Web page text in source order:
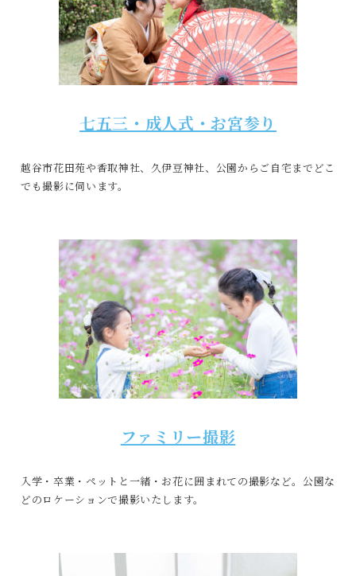
七五三・成人式・お宮参り
越谷市花田苑や香取神社、久伊豆神社、公園からご自宅までどこ
でも撮影に伺います。
ファミリー撮影
入学・卒業・ペットと一緒・お花に囲まれての撮影など。公園な
どのロケーションで撮影いたします。